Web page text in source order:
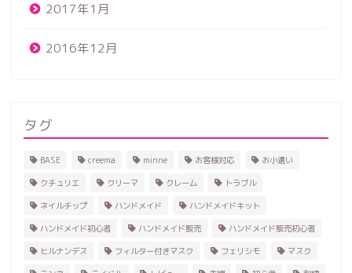
2017年1月
2016年12月
タグ
BASE creema minne お客様対応 お小遣い
クチュリエ クリーマ クレーム トラブル
ネイルチップ ハンドメイド ハンドメイドキット
ハンドメイド初心者 ハンドメイド販売 ハンドメイド販売初心者
ヒルナンデス フィルター付きマスク フェリシモ マスク